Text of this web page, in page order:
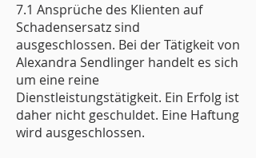
7.1 Ansprüche des Klienten auf
Schadensersatz sind
ausgeschlossen. Bei der Tätigkeit von
Alexandra Sendlinger handelt es sich
um eine reine
Dienstleistungstätigkeit. Ein Erfolg ist
daher nicht geschuldet. Eine Haftung
wird ausgeschlossen.